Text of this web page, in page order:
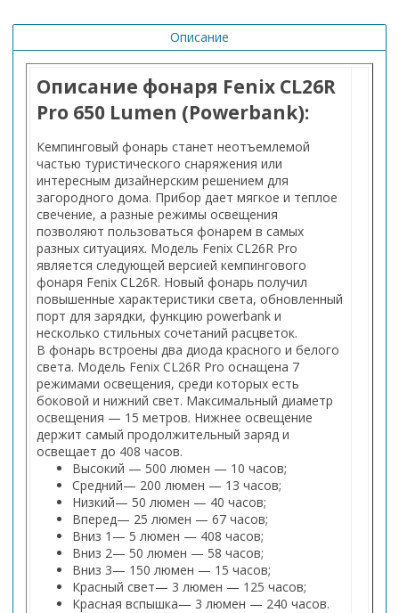
Описание
Описание фонаря Fenix CL26R
Pro 650 Lumen (Powerbank):
Кемпинговый фонарь станет неотъемлемой
частью туристического снаряжения или
интересным дизайнерским решением для
загородного дома. Прибор дает мягкое и теплое
свечение, а разные режимы освещения
позволяют пользоваться фонарем в самых
разных ситуациях. Модель Fenix CL26R Pro
является следующей версией кемпингового
фонаря Fenix CL26R. Новый фонарь получил
повышенные характеристики света, обновленный
порт для зарядки, функцию powerbank и
несколько стильных сочетаний расцветок.
В фонарь встроены два диода красного и белого
света. Модель Fenix CL26R Pro оснащена 7
режимами освещения, среди которых есть
боковой и нижний свет. Максимальный диаметр
освещения — 15 метров. Нижнее освещение
держит самый продолжительный заряд и
освещает до 408 часов.
Высокий — 500 люмен — 10 часов;
Средний— 200 люмен — 13 часов;
Низкий— 50 люмен — 40 часов;
Вперед— 25 люмен — 67 часов;
Вниз 1— 5 люмен — 408 часов;
Вниз 2— 50 люмен — 58 часов;
Вниз 3— 150 люмен — 15 часов;
Красный свет— 3 люмен — 125 часов;
Красная вспышка— 3 люмен — 240 часов.